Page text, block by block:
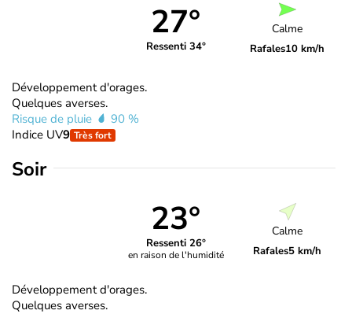
27°
Ressenti 34°
Calme
Rafales10 km/h
Développement d'orages.
Quelques averses.
Risque de pluie
90 %
Indice UV9 Très fort
Soir
23°
Ressenti 26°
en raison de l'humidité
Calme
Rafales5 km/h
Développement d'orages.
Quelques averses.